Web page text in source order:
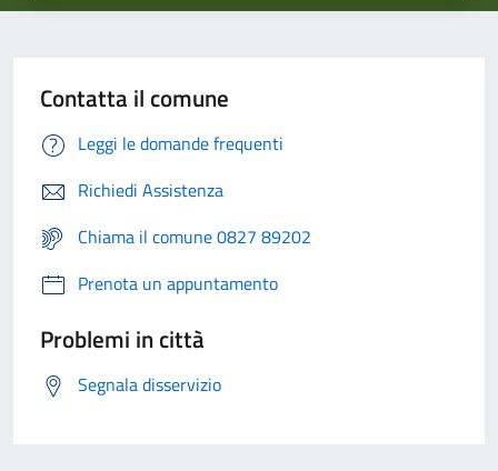
Contatta il comune
Leggi le domande frequenti
Richiedi Assistenza
Chiama il comune 0827 89202
Prenota un appuntamento
Problemi in città
Segnala disservizio